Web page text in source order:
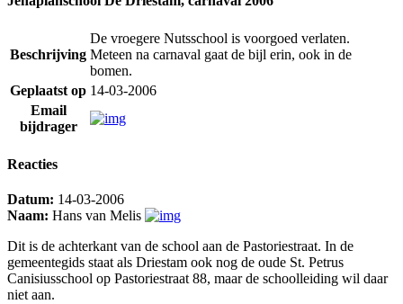
Beschrijving
De vroegere Nutsschool is voorgoed verlaten.
Meteen na carnaval gaat de bijl erin, ook in de
bomen.
Geplaatst op 14-03-2006
Email
bijdrager
Reacties
Datum: 14-03-2006
Naam: Hans van Melis
Dit is de achterkant van de school aan de Pastoriestraat. In de
gemeentegids staat als Driestam ook nog de oude St. Petrus
Canisiusschool op Pastoriestraat 88, maar de schoolleiding wil daar
niet aan.